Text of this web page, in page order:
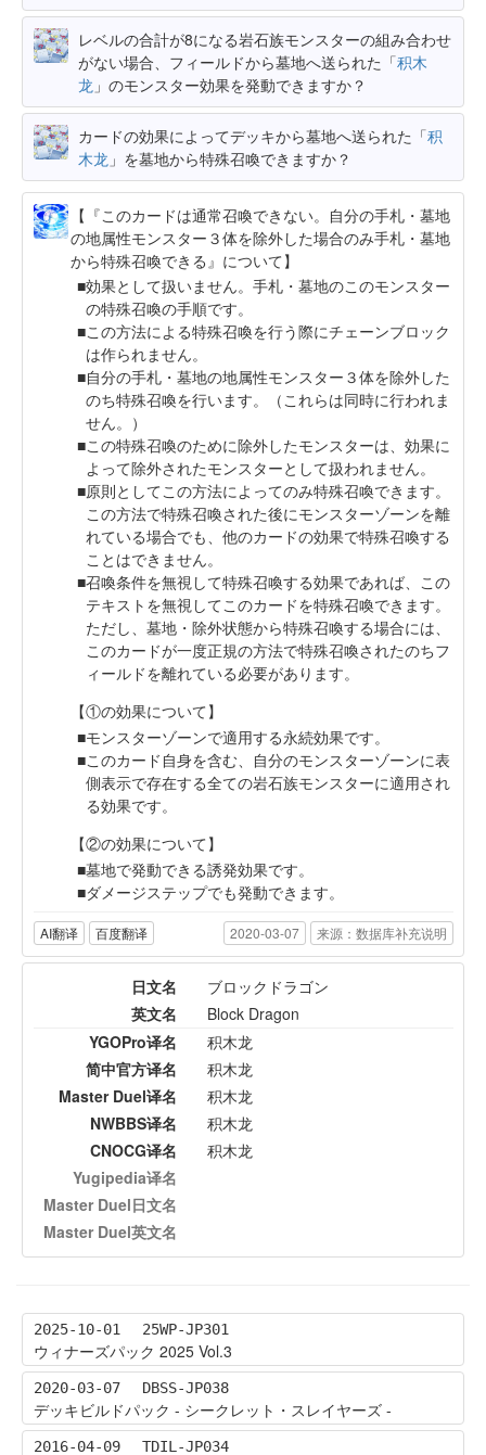
レベルの合計が8になる岩石族モンスターの組み合わせ
がない場合、フィールドから墓地へ送られた「积木
龙 」のモンスター効果を発動できますか？
カードの効果によってデッキから墓地へ送られた「积
木龙 」を墓地から特殊召喚できますか？
【『このカードは通常召喚できない。自分の手札・墓地
の地属性モンスター３体を除外した場合のみ手札・墓地
から特殊召喚できる』について】
効果として扱いません。手札・墓地のこのモンスター
の特殊召喚の手順です。
この方法による特殊召喚を行う際にチェーンブロック
は作られません。
自分の手札・墓地の地属性モンスター３体を除外した
のち特殊召喚を行います。（これらは同時に行われま
せん。）
この特殊召喚のために除外したモンスターは、効果に
よって除外されたモンスターとして扱われません。
原則としてこの方法によってのみ特殊召喚できます。
この方法で特殊召喚された後にモンスターゾーンを離
れている場合でも、他のカードの効果で特殊召喚する
ことはできません。
召喚条件を無視して特殊召喚する効果であれば、この
テキストを無視してこのカードを特殊召喚できます。
ただし、墓地・除外状態から特殊召喚する場合には、
このカードが一度正規の方法で特殊召喚されたのちフ
ィールドを離れている必要があります。
【①の効果について】
モンスターゾーンで適用する永続効果です。
このカード自身を含む、自分のモンスターゾーンに表
側表示で存在する全ての岩石族モンスターに適用され
る効果です。
【②の効果について】
墓地で発動できる誘発効果です。
ダメージステップでも発動できます。
AI翻译 百度翻译 2020-03-07 来源：数据库补充说明
日文名
ブロックドラゴン
英文名
Block Dragon
YGOPro译名
积木龙
简中官方译名
积木龙
Master Duel译名
积木龙
NWBBS译名
积木龙
CNOCG译名
积木龙
Yugipedia译名
Master Duel日文名
Master Duel英文名
2025-10-01 25WP-JP301
ウィナーズパック 2025 Vol.3
2020-03-07 DBSS-JP038
デッキビルドパック - シークレット・スレイヤーズ -
2016-04-09 TDIL-JP034